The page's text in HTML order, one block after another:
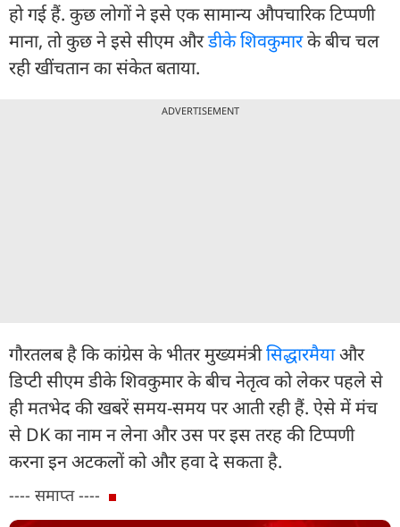
हो गई हैं. कुछ लोगों ने इसे एक सामान्य औपचारिक टिप्पणी
माना, तो कुछ ने इसे सीएम औरडीके शिवकुमारके बीच चल
रही खींचतान का संकेत बताया.
ADVERTISEMENT
गौरतलब है कि कांग्रेस के भीतर मुख्यमंत्रीसिद्धारमैयाऔर
डिप्टी सीएम डीके शिवकुमार के बीच नेतृत्व को लेकर पहले से
ही मतभेद की खबरें समय-समय पर आती रही हैं. ऐसे में मंच
से DK का नाम न लेना और उस पर इस तरह की टिप्पणी
करना इन अटकलों को और हवा दे सकता है.
---- समाप्त ----